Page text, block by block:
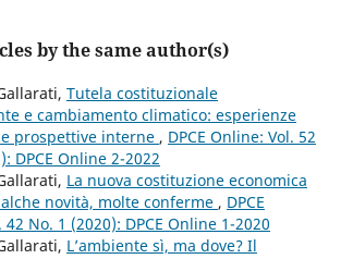
by the same author(s)
Tutela costituzionale
e cambiamento climatico: esperienze
prospettive interne , DPCE Online: Vol. 52
DPCE Online 2-2022
La nuova costituzione economica
novità, molte conferme , DPCE
No. 1 (2020): DPCE Online 1-2020
L’ambiente sì, ma dove? Il